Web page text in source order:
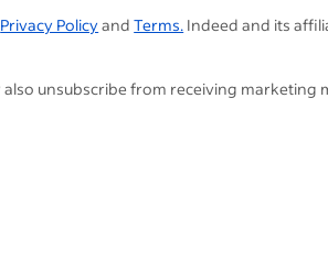
Privacy PolicyandTerms. Indeed and its
also unsubscribe from receiving marketing